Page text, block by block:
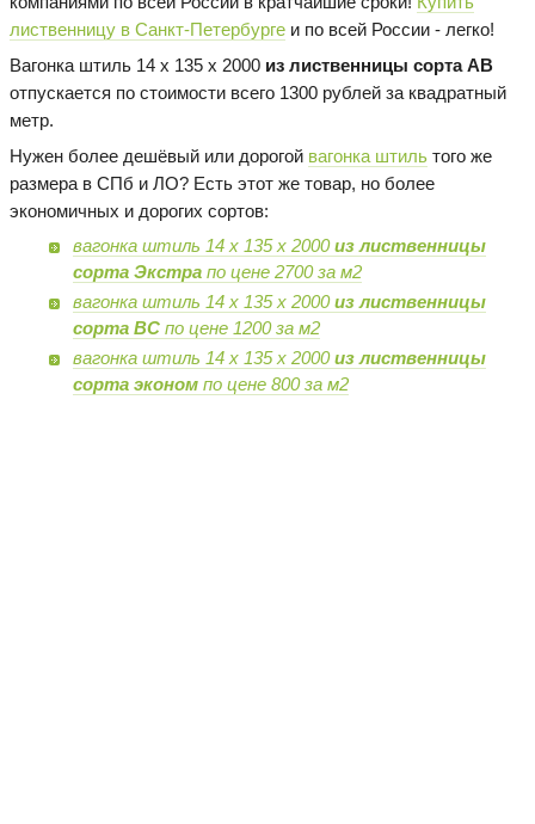
лиственницу в Санкт-Петербурге и по всей России - легко!
Вагонка штиль 14 х 135 х 2000 из лиственницы сорта AB
отпускается по стоимости всего 1300 рублей за квадратный
метр.
Нужен более дешёвый или дорогой вагонка штиль того же
размера в СПб и ЛО? Есть этот же товар, но более
экономичных и дорогих сортов:
вагонка штиль 14 х 135 х 2000из лиственницы
сорта Экстрапо цене 2700 за м2
вагонка штиль 14 х 135 х 2000из лиственницы
сорта BCпо цене 1200 за м2
вагонка штиль 14 х 135 х 2000из лиственницы
сорта эконом по цене 800 за м2